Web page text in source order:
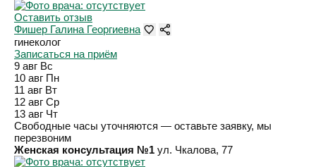
Оставить отзыв
Фишер Галина Георгиевна
гинеколог
Записаться на приём
9 авг Вс
10 авг Пн
11 авг Вт
12 авг Ср
13 авг Чт
Свободные часы уточняются — оставьте заявку, мы
перезвоним
Женская консультация №1 ул. Чкалова, 77